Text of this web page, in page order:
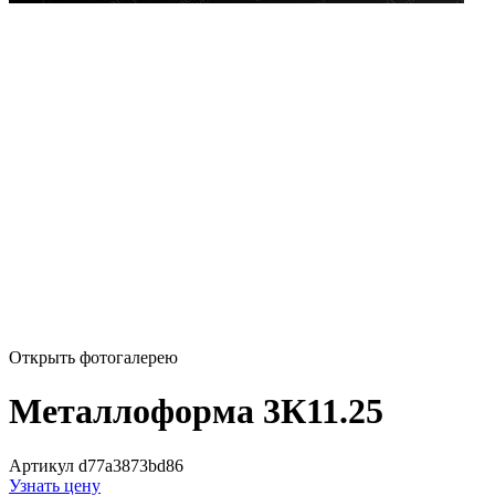
Открыть фотогалерею
Металлоформа 3К11.25
Артикул d77a3873bd86
Узнать цену